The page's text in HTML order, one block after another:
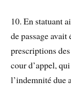
10. En statuant
de passage
prescriptions
cour d’appel,
l’indemnité due